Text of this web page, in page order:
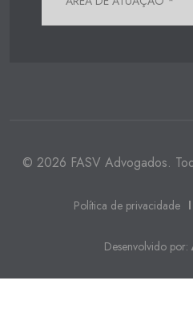
© 2026 FASV Advogados.
Política de privacidade
Desenvolvido por: